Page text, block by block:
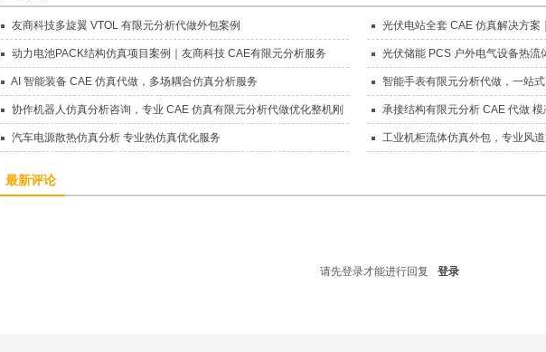
友商科技多旋翼 VTOL 有限元分析代做外包案例 光伏电站全套 CAE 仿真解决方
析代做外包案例
动力电池PACK结构仿真项目案例｜友商科技 CAE有限元分析服务 光伏储能 PCS 户外电气设备热流
AI 智能装备 CAE 仿真代做，多场耦合仿真分析服务 智能手表有限元分析代做，一站
能
协作机器人仿真分析咨询，专业 CAE 仿真有限元分析代做优化整机刚
度结构
承接结构有限元分析 CAE 代做
汽车电源散热仿真分析 专业热仿真优化服务 工业机柜流体仿真外包，专业风
最新评论
请先登录才能进行回复 登录